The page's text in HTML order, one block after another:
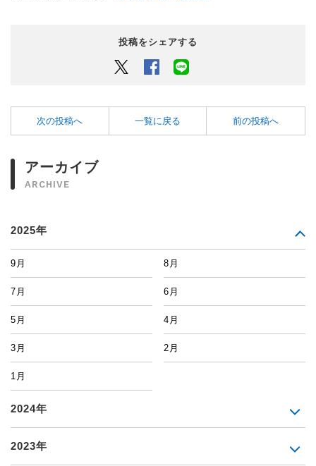
投稿をシェアする
Twitter Facebook
次の投稿へ 一覧に戻る 前の投稿へ
アーカイブ
ARCHIVE
2025年
9月 8月
7月 6月
5月 4月
3月 2月
1月
2024年
2023年